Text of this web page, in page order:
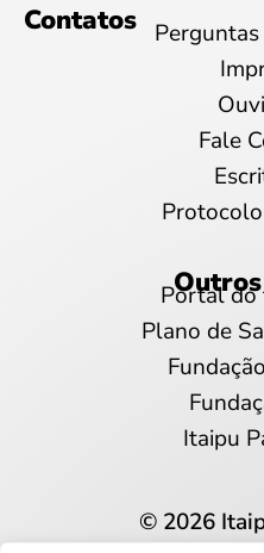
Contatos
Fale
Portal do
Plano de
Itaipu
© 2026